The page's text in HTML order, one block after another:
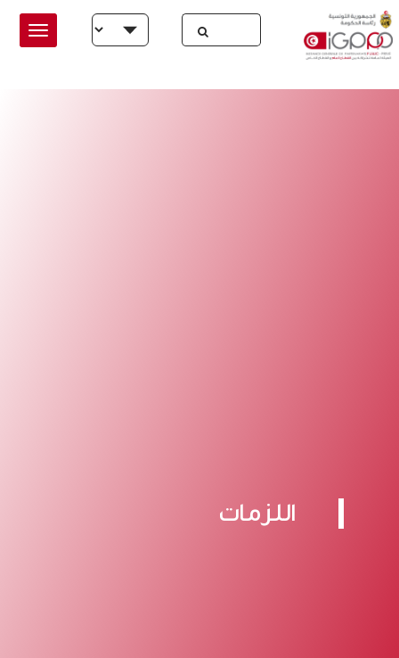
Skip to main content
Select your language
اللزمات